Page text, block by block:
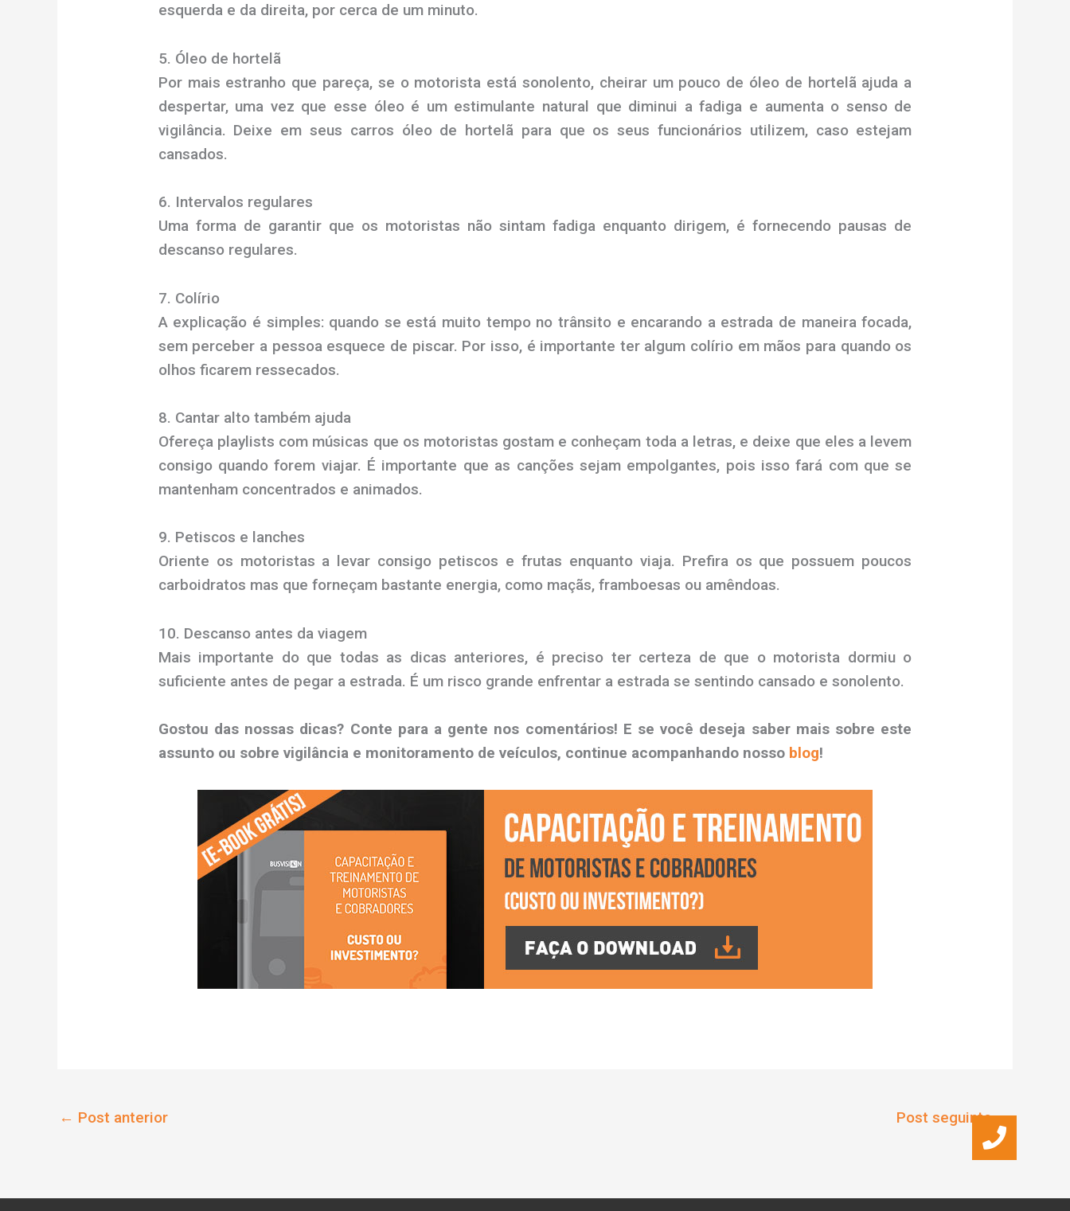
esquerda e da direita, por cerca de um minuto.
5. Óleo de hortelã
Por mais estranho que pareça, se o motorista está sonolento, cheirar um pouco de óleo de hortelã ajuda a
despertar, uma vez que esse óleo é um estimulante natural que diminui a fadiga e aumenta o senso de
vigilância. Deixe em seus carros óleo de hortelã para que os seus funcionários utilizem, caso estejam
cansados.
6. Intervalos regulares
Uma forma de garantir que os motoristas não sintam fadiga enquanto dirigem, é fornecendo pausas de
descanso regulares.
7. Colírio
A explicação é simples: quando se está muito tempo no trânsito e encarando a estrada de maneira focada,
sem perceber a pessoa esquece de piscar. Por isso, é importante ter algum colírio em mãos para quando os
olhos ficarem ressecados.
8. Cantar alto também ajuda
Ofereça playlists com músicas que os motoristas gostam e conheçam toda a letras, e deixe que eles a levem
consigo quando forem viajar. É importante que as canções sejam empolgantes, pois isso fará com que se
mantenham concentrados e animados.
9. Petiscos e lanches
Oriente os motoristas a levar consigo petiscos e frutas enquanto viaja. Prefira os que possuem poucos
carboidratos mas que forneçam bastante energia, como maçãs, framboesas ou amêndoas.
10. Descanso antes da viagem
Mais importante do que todas as dicas anteriores, é preciso ter certeza de que o motorista dormiu o
suficiente antes de pegar a estrada. É um risco grande enfrentar a estrada se sentindo cansado e sonolento.
Gostou das nossas dicas? Conte para a gente nos comentários! E se você deseja saber mais sobre este
assunto ou sobre vigilância e monitoramento de veículos, continue acompanhando nosso blog!
← Post anterior Post seguinte→